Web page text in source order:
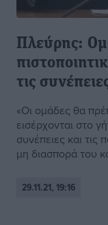
Πλεύρης:
τις
«Οι ομάδες θα
εισέρχονται στο
συνέπειες και τις
μη διασπορά του
29.11.21, 19:16